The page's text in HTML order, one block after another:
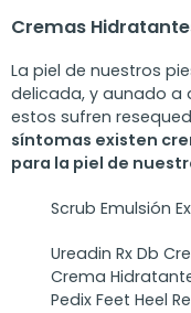
Cremas
La piel de nuestros
delicada, y aunado a
estos sufren
síntomas existen
para la piel de
Scrub Emulsión
Ureadin Rx Db
Crema
Pedix Feet Heel